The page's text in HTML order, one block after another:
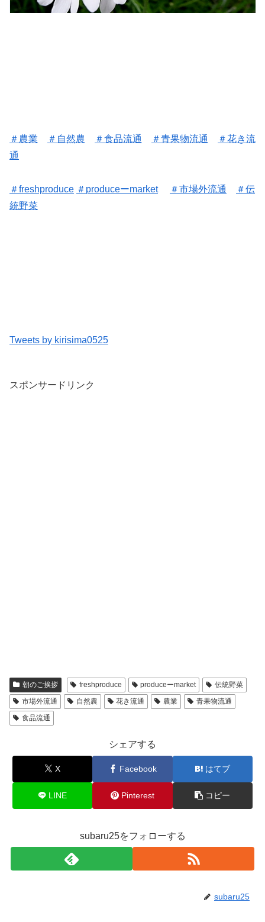
＃ 農業 ＃ 自然農 ＃食品流通 ＃青果物流通 ＃花き流
通
＃freshproduce ＃ produceーmarket ＃市場外流通 ＃伝
統野菜
Tweets by kirisima0525
スポンサードリンク
朝のご挨拶 freshproduce produceーmarket
伝統野菜
市場外流通
自然農 花き流通 農業
青果物流通
食品流通
シェアする
X Facebook はてブ
LINE Pinterest コピー
subaru25をフォローする
subaru25